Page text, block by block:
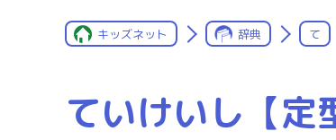
キッズネット 辞典 て
ていけいし【定